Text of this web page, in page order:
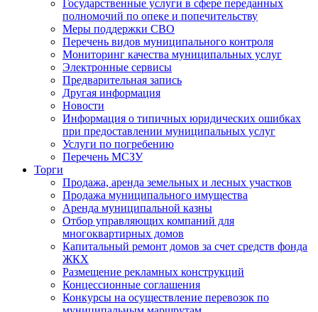
Государственные услуги в сфере переданных
полномочий по опеке и попечительству
Меры поддержки СВО
Перечень видов муниципального контроля
Мониторинг качества муниципальных услуг
Электронные сервисы
Предварительная запись
Другая информация
Новости
Информация о типичных юридических ошибках
при предоставлении муниципальных услуг
Услуги по погребению
Перечень МСЗУ
Торги
Продажа, аренда земельных и лесных участков
Продажа муниципального имущества
Аренда муниципальной казны
Отбор управляющих компаний для
многоквартирных домов
Капитальный ремонт домов за счет средств фонда
ЖКХ
Размещение рекламных конструкций
Концессионные соглашения
Конкурсы на осуществление перевозок по